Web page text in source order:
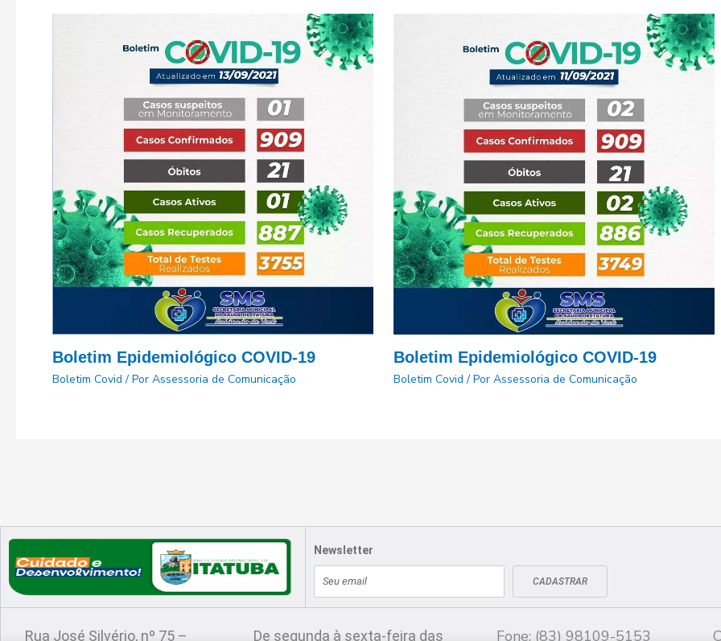
Boletim Epidemiológico COVID-19
Boletim Covid / Por Assessoria de Comunicação
Boletim Epidemiológico COVID-19
Boletim Covid / Por Assessoria de Comunicação
Newsletter
mail
CADASTRAR
Localização
Rua José Silvério, nº 75 –
Atendimento
De segunda à sexta-feira das
Fale conosco
Fone: (83) 98109-5153